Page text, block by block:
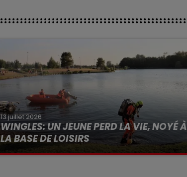
13 juillet 2026
WINGLES: UN JEUNE PERD LA VIE, NOYÉ À
LA BASE DE LOISIRS
La victime a coulé à pic